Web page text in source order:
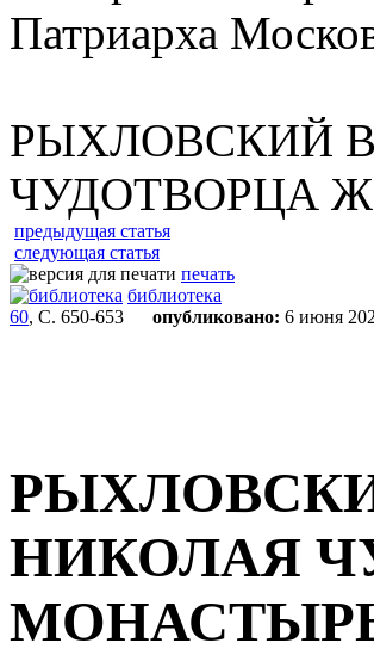
Патриарха
РЫХЛОВСКИЙ
ЧУДОТВОРЦА
предыдущая статья
следующая статья
печать
библиотека
60, С. 650-653 опубликовано: 6 июня
НИКОЛАЯ